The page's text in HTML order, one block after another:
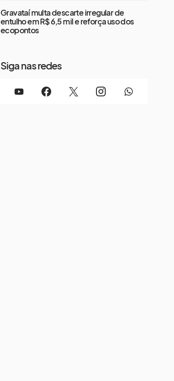
Gravataí multa descarte irregular de
entulho em R$ 6,5 mil e reforça uso dos
ecopontos
Siga nas redes